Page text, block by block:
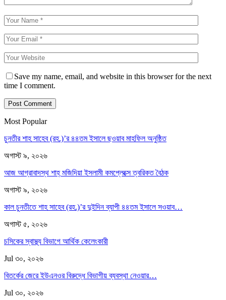
Save my name, email, and website in this browser for the next
time I comment.
Most Popular
চুনতীর শাহ সাহেব (রহ.)’র ৪৪তম ইসালে ছওয়াব মাহফিল অনুষ্ঠিত
অগাস্ট ৯, ২০২৬
আজ আগ্রাবাদস্থ শাহ্ মজিদিয়া ইসলামী কমপ্লেক্সে ত্বরিকত বৈঠক
অগাস্ট ৯, ২০২৬
কাল চুনতীতে শাহ সাহেব (রহ.)’র দুইদিন ব্যাপী ৪৪তম ইসালে সওয়াব…
অগাস্ট ৫, ২০২৬
চসিকের স্বাস্থ্য বিভাগে আর্থিক কেলেংকারী
Jul ৩০, ২০২৬
বিতর্কের জেরে ইউএনওর বিরুদ্ধে বিভাগীয় ব্যবস্থা নেওয়ার…
Jul ৩০, ২০২৬